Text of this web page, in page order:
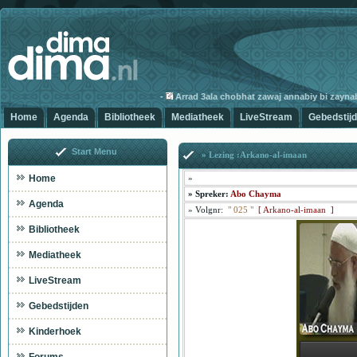
Arrad 3ala chobhat zawaj annabiy bi zaynab-3
Home Agenda Bibliotheek Mediatheek LiveStream
» Lezing :Arkano-al-imaan
»
» Spreker: Abo Chayma
» Volgnr: " 025 " [ Arkano-al-imaan ]
Start Menu
Home
Agenda
Bibliotheek
Mediatheek
LiveStream
Gebedstijden
Kinderhoek